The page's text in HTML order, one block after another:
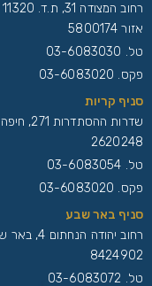
רחוב המצודה 31, ת.ד. 11320
אזור 5800174
טל. 03-6083030
פקס. 03-6083020
סניף קריות
שדרות ההסתדרות 271, חיפה
2620248
טל. 03-6083054
פקס. 03-6083020
סניף באר שבע
רחוב יהודה הנחתום
8424902
טל. 03-6083072